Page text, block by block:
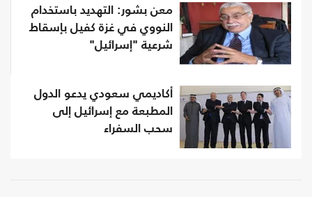
معن بشور: التهديد باستخدام
النووي في غزة كفيل بإسقاط
شرعية "إسرائيل"
أكاديمي سعودي يدعو الدول
المطبعة مع إسرائيل إلى
سحب السفراء